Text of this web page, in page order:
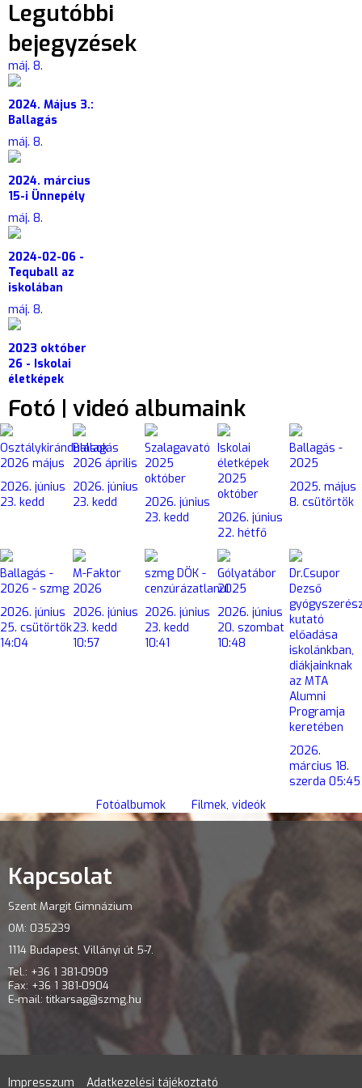
Legutóbbi
bejegyzések
máj. 8.
2024. Május 3.:
Ballagás
máj. 8.
2024. március
15-i Ünnepély
máj. 8.
2024-02-06 -
Tequball az
iskolában
máj. 8.
2023 október
26 - Iskolai
életképek
Fotó | videó albumaink
Osztálykirándulások
2026 május
2026. június
23. kedd
Ballagás
2026 április
2026. június
23. kedd
Szalagavató
2025
október
2026. június
23. kedd
Iskolai
életképek
2025
október
2026. június
22. hétfő
Ballagás -
2025
2025. május
8. csütörtök
Ballagás -
2026 - szmg
2026. június
25. csütörtök
14:04
M-Faktor
2026
2026. június
23. kedd
10:57
szmg DÖK -
cenzúrázatlanul
2026. június
23. kedd
10:41
Gólyatábor
2025
2026. június
20. szombat
10:48
Dr.Csupor
Dezső
kutató
előadása
iskolánkban,
diákjainknak
az MTA
Alumni
Programja
keretében
2026.
március 18.
szerda 05:45
Fotóalbumok
Filmek, videók
Kapcsolat
Szent Margit Gimnázium
OM: 035239
1114 Budapest, Villányi út 5-7.
Tel.: +36 1 381-0909
Fax: +36 1 381-0904
E-mail:titkarsag@szmg.hu
Impresszum Adatkezelési tájékoztató